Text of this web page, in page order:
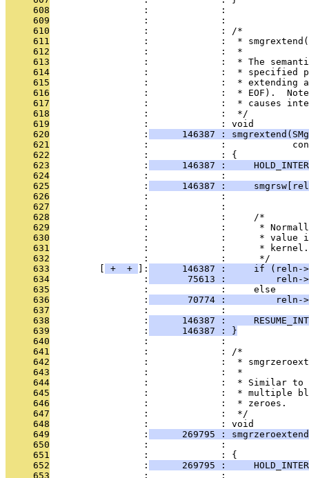
     608
                 :             :
     609
                 :             :
     610
                 :             : /*
     611
:             :  *
     612
                 :             :  *
     613
:             :  * The
     614
:             :  * specified
     615
:             :  * extending
     616
:             :  * EOF).
     617
:             :  * causes
     618
                 :             :  */
     619
                 :             : void
     620
                 :
146387 :
     621
:             :
     622
                 :             : {
     623
                 :
146387 :
     624
                 :             :
     625
                 :
146387 :
     626
:             :
     627
                 :             :
     628
                 :             :     /*
     629
:             :      *
     630
:             :      * value
     631
                 :             :      * kernel.
     632
                 :             :      */
     633
+ + ]:
146387 :     if (reln-
     634
                 :
75613 :         reln-
     635
                 :             :     else
     636
                 :
70774 :         reln-
     637
                 :             :
     638
                 :
146387 :
     639
                 :
      146387 : }
     640
                 :             :
     641
                 :             : /*
     642
:             :  *
     643
                 :             :  *
     644
:             :  * Similar
     645
:             :  * multiple
     646
                 :             :  * zeroes.
     647
                 :             :  */
     648
                 :             : void
     649
                 :
269795 :
     650
:             :
     651
                 :             : {
     652
                 :
269795 :
     653
                 :             :